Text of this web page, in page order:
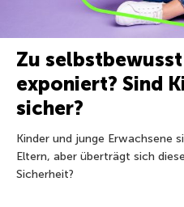
Zu
exponiert? Sind
sicher?
Kinder und junge Erwachsene
Eltern, aber überträgt sich
Sicherheit?